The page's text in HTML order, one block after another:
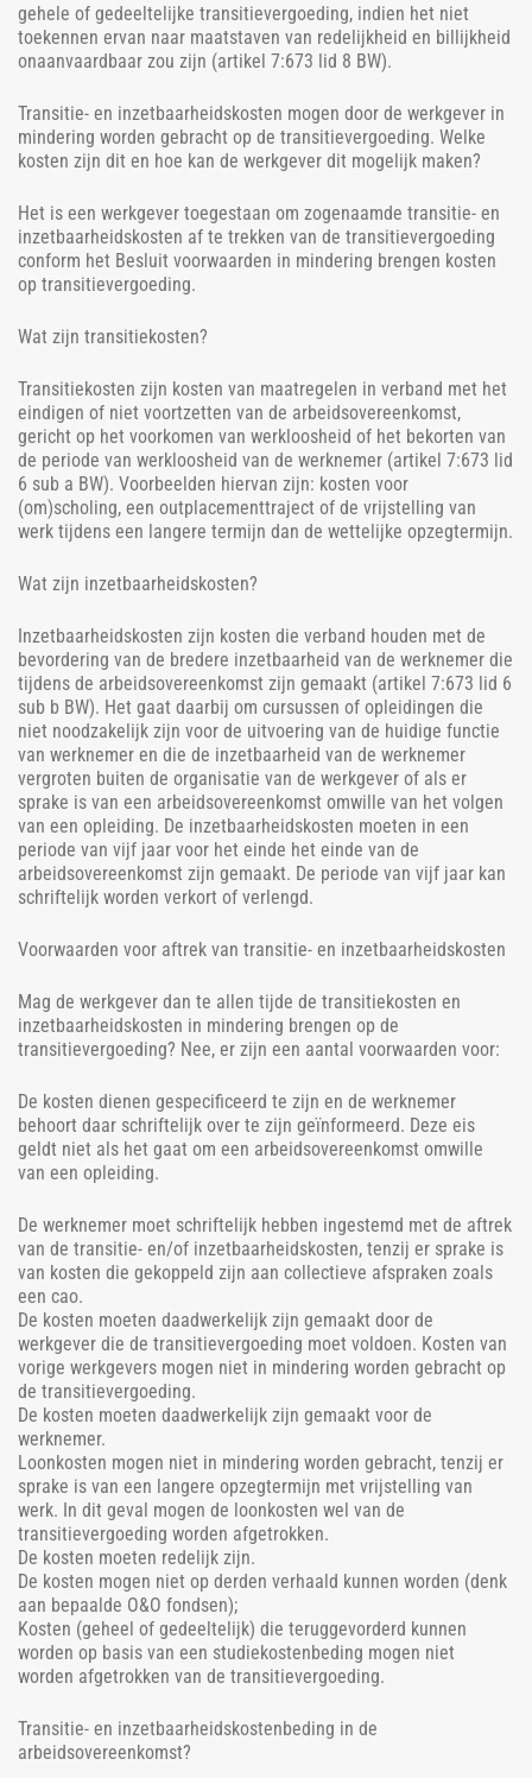
gehele of gedeeltelijke transitievergoeding, indien het niet
toekennen ervan naar maatstaven van redelijkheid en billijkheid
onaanvaardbaar zou zijn (artikel 7:673 lid 8 BW).
Transitie- en inzetbaarheidskosten mogen door de werkgever in
mindering worden gebracht op de transitievergoeding. Welke
kosten zijn dit en hoe kan de werkgever dit mogelijk maken?
Het is een werkgever toegestaan om zogenaamde transitie- en
inzetbaarheidskosten af te trekken van de transitievergoeding
conform het Besluit voorwaarden in mindering brengen kosten
op transitievergoeding.
Wat zijn transitiekosten?
Transitiekosten zijn kosten van maatregelen in verband met het
eindigen of niet voortzetten van de arbeidsovereenkomst,
gericht op het voorkomen van werkloosheid of het bekorten van
de periode van werkloosheid van de werknemer (artikel 7:673 lid
6 sub a BW). Voorbeelden hiervan zijn: kosten voor
(om)scholing, een outplacementtraject of de vrijstelling van
werk tijdens een langere termijn dan de wettelijke opzegtermijn.
Wat zijn inzetbaarheidskosten?
Inzetbaarheidskosten zijn kosten die verband houden met de
bevordering van de bredere inzetbaarheid van de werknemer die
tijdens de arbeidsovereenkomst zijn gemaakt (artikel 7:673 lid 6
sub b BW). Het gaat daarbij om cursussen of opleidingen die
niet noodzakelijk zijn voor de uitvoering van de huidige functie
van werknemer en die de inzetbaarheid van de werknemer
vergroten buiten de organisatie van de werkgever of als er
sprake is van een arbeidsovereenkomst omwille van het volgen
van een opleiding. De inzetbaarheidskosten moeten in een
periode van vijf jaar voor het einde het einde van de
arbeidsovereenkomst zijn gemaakt. De periode van vijf jaar kan
schriftelijk worden verkort of verlengd.
Voorwaarden voor aftrek van transitie- en inzetbaarheidskosten
Mag de werkgever dan te allen tijde de transitiekosten en
inzetbaarheidskosten in mindering brengen op de
transitievergoeding? Nee, er zijn een aantal voorwaarden voor:
De kosten dienen gespecificeerd te zijn en de werknemer
behoort daar schriftelijk over te zijn geïnformeerd. Deze eis
geldt niet als het gaat om een arbeidsovereenkomst omwille
van een opleiding.
De werknemer moet schriftelijk hebben ingestemd met de aftrek
van de transitie- en/of inzetbaarheidskosten, tenzij er sprake is
van kosten die gekoppeld zijn aan collectieve afspraken zoals
een cao.
De kosten moeten daadwerkelijk zijn gemaakt door de
werkgever die de transitievergoeding moet voldoen. Kosten van
vorige werkgevers mogen niet in mindering worden gebracht op
de transitievergoeding.
De kosten moeten daadwerkelijk zijn gemaakt voor de
werknemer.
Loonkosten mogen niet in mindering worden gebracht, tenzij er
sprake is van een langere opzegtermijn met vrijstelling van
werk. In dit geval mogen de loonkosten wel van de
transitievergoeding worden afgetrokken.
De kosten moeten redelijk zijn.
De kosten mogen niet op derden verhaald kunnen worden (denk
aan bepaalde O&O fondsen);
Kosten (geheel of gedeeltelijk) die teruggevorderd kunnen
worden op basis van een studiekostenbeding mogen niet
worden afgetrokken van de transitievergoeding.
Transitie- en inzetbaarheidskostenbeding in de
arbeidsovereenkomst?